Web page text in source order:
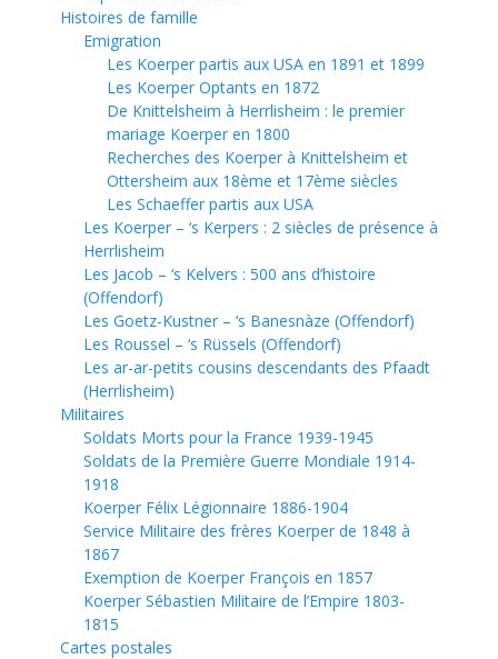
Histoires de famille
Emigration
Les Koerper partis aux USA en 1891 et 1899
Les Koerper Optants en 1872
De Knittelsheim à Herrlisheim : le premier
mariage Koerper en 1800
Recherches des Koerper à Knittelsheim et
Ottersheim aux 18ème et 17ème siècles
Les Schaeffer partis aux USA
Les Koerper – ‘s Kerpers : 2 siècles de présence à
Herrlisheim
Les Jacob – ‘s Kelvers : 500 ans d’histoire
(Offendorf)
Les Goetz-Kustner – ‘s Banesnàze (Offendorf)
Les Roussel – ‘s Rüssels (Offendorf)
Les ar-ar-petits cousins descendants des Pfaadt
(Herrlisheim)
Militaires
Soldats Morts pour la France 1939-1945
Soldats de la Première Guerre Mondiale 1914-
1918
Koerper Félix Légionnaire 1886-1904
Service Militaire des frères Koerper de 1848 à
1867
Exemption de Koerper François en 1857
Koerper Sébastien Militaire de l’Empire 1803-
1815
Cartes postales